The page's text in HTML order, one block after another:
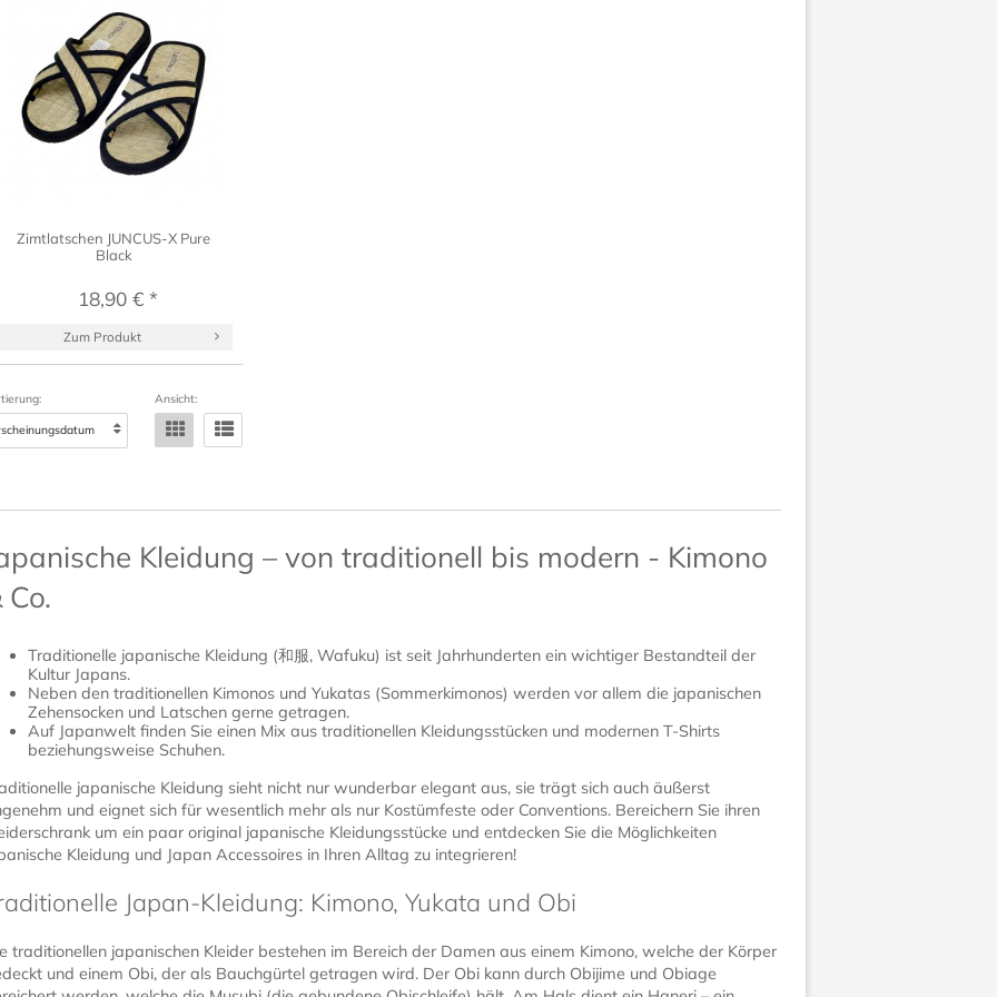
Zimtlatschen JUNCUS-X Pure
Black
18,90 € *
Zum Produkt
Ansicht:
Kleidung – von traditionell bis modern - Kimono
Co.
Traditionelle japanische Kleidung (和服, Wafuku) ist seit Jahrhunderten ein wichtiger Bestandteil der
Kultur Japans.
Neben den traditionellen Kimonos und Yukatas (Sommerkimonos) werden vor allem die japanischen
Zehensocken und Latschen gerne getragen.
Auf Japanwelt finden Sie einen Mix aus traditionellen Kleidungsstücken und modernen T-Shirts
beziehungsweise Schuhen.
japanische Kleidung sieht nicht nur wunderbar elegant aus, sie trägt sich auch äußerst
und eignet sich für wesentlich mehr als nur Kostümfeste oder Conventions. Bereichern Sie ihren
um ein paar original japanische Kleidungsstücke und entdecken Sie die Möglichkeiten
Kleidung und Japan Accessoires in Ihren Alltag zu integrieren!
Japan-Kleidung: Kimono, Yukata und Obi
traditionellen japanischen Kleider bestehen im Bereich der Damen aus einem Kimono, welche der Körper
und einem Obi, der als Bauchgürtel getragen wird. Der Obi kann durch Obijime und Obiage